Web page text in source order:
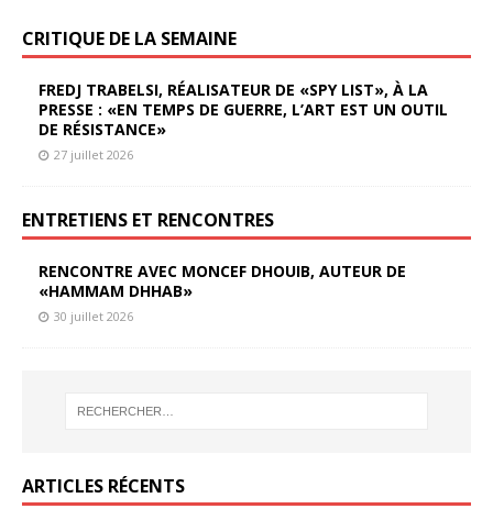
CRITIQUE DE LA SEMAINE
FREDJ TRABELSI, RÉALISATEUR DE «SPY LIST», À LA
PRESSE : «EN TEMPS DE GUERRE, L’ART EST UN OUTIL
DE RÉSISTANCE»
27 juillet 2026
ENTRETIENS ET RENCONTRES
RENCONTRE AVEC MONCEF DHOUIB, AUTEUR DE
«HAMMAM DHHAB»
30 juillet 2026
ARTICLES RÉCENTS